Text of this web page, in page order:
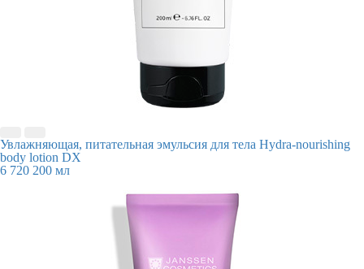
Увлажняющая, питательная эмульсия для тела Hydra-nourishing
body lotion DX
6 720 200 мл